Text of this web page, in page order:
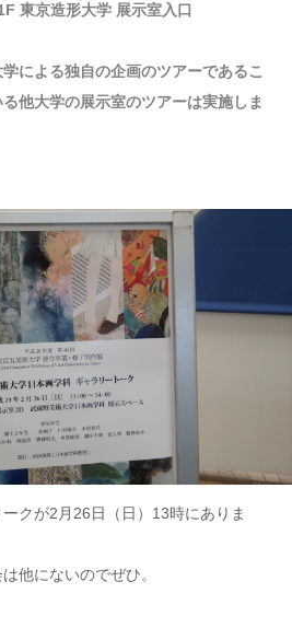
東京造形大学 展示室入口
による独自の企画のツアーであるこ
他大学の展示室のツアーは実施しま
クが2月26日（日）13時にありま
他にないのでぜひ。